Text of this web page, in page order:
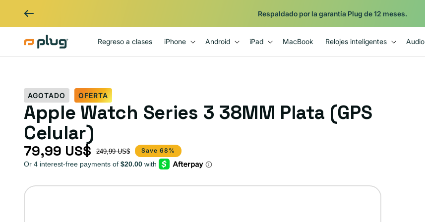
Respaldado por la garantía Plug de 12 meses.
Regreso a clases iPhone Android iPad MacBook Relojes inteligentes Audio
AGOTADO OFERTA
Apple Watch Series 3 38MM Plata (GPS
Celular)
Precio de oferta
79,99 US$
Precio habitual 249,99 US$ Save 68%